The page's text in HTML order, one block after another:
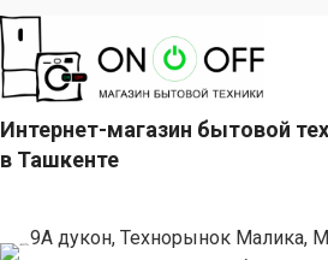
Интернет-магазин бытовой
в Ташкенте
9А дукон, Технорынок Малика,